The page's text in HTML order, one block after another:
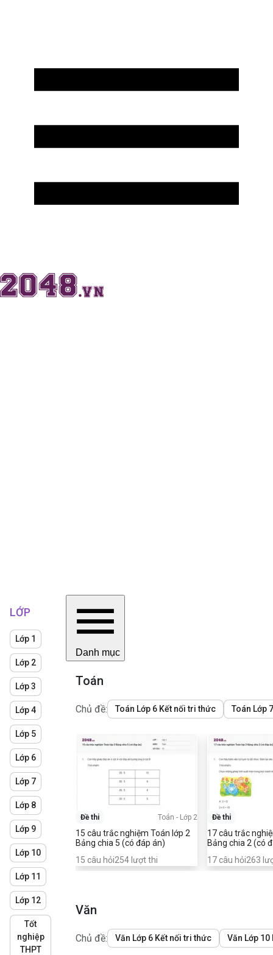
LỚP
Lớp 1
Lớp 2
Lớp 3
Lớp 4
Lớp 5
Lớp 6
Lớp 7
Lớp 8
Lớp 9
Lớp 10
Lớp 11
Lớp 12
Tốt
nghiệp
THPT
Danh mục
Toán
Chủ đề: Toán Lớp 6 Kết nối tri thức Toán Lớp
Đề thi Toán - Lớp 2
15 câu trắc nghiệm Toán lớp 2
Bảng chia 5 (có đáp án)
15 câu hỏi254 lượt thi
Đề thi
17 câu trắc
Bảng chia 2 (có
17 câu hỏi263
Văn
Chủ đề: Văn Lớp 6 Kết nối tri thức Văn Lớp